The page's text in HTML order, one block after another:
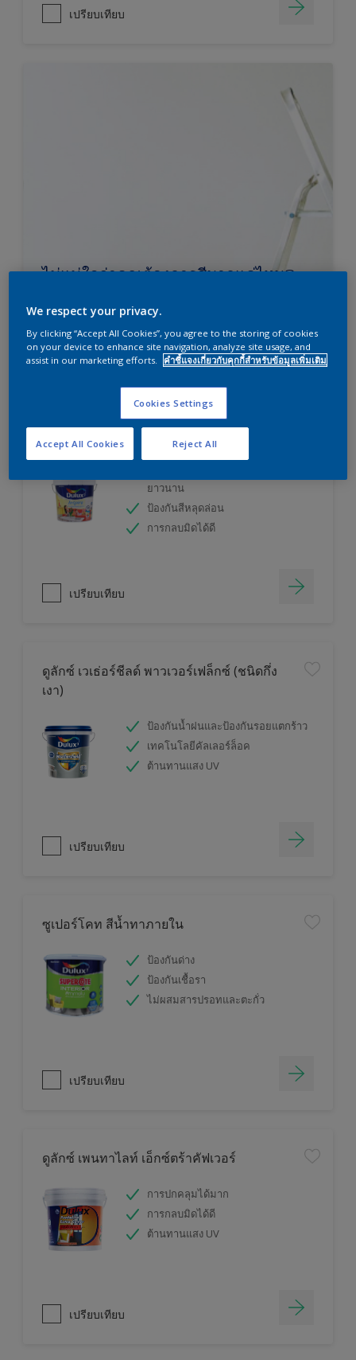
เปรียบเทียบ
ไม่แน่ใจว่าคุณต้องการสีมากแค่ไหน?
ลองใช้เครื่องคำนวณสีของเราแล้วหาคำตอบ
เครื่องคิดเลขสี
ดูลักซ์ อินสไปร์ สีน้ำทาภายใน (ชนิดกึ่งเงา)
ยาวนาน
ป้องกันสีหลุดล่อน
การกลบมิดได้ดี
เปรียบเทียบ
ดูลักซ์ เวเธ่อร์ชีลด์ พาวเวอร์เฟล็กซ์ (ชนิดกึ่ง
เงา)
ป้องกันน้ำฝนและป้องกันรอยแตกร้าว
เทคโนโลยีคัลเลอร์ล็อค
ต้านทานแสง UV
เปรียบเทียบ
ซูเปอร์โคท สีน้ำทาภายใน
ป้องกันด่าง
ป้องกันเชื้อรา
ไม่ผสมสารปรอทและตะกั่ว
เปรียบเทียบ
ดูลักซ์ เพนทาไลท์ เอ็กซ์ตร้าคัฟเวอร์
การปกคลุมได้มาก
การกลบมิดได้ดี
ต้านทานแสง UV
เปรียบเทียบ
We respect your privacy.
By clicking “Accept All Cookies”, you agree to the storing of cookies
on your device to enhance site navigation, analyze site usage, and
assist in our marketing efforts.
คำชี้แจงเกี่ยวกับคุกกี้สำหรับข้อมูลเพิ่มเติม
Cookies Settings
Reject All
Accept All Cookies